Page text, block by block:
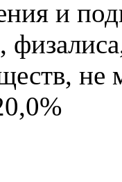
и
не